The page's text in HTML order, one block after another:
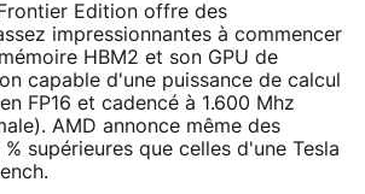
Edition offre des
impressionnantes à commencer
HBM2 et son GPU de
capable d'une puissance de calcul
FP16 et cadencé à 1.600 Mhz
AMD annonce même des
supérieures que celles d'une Tesla